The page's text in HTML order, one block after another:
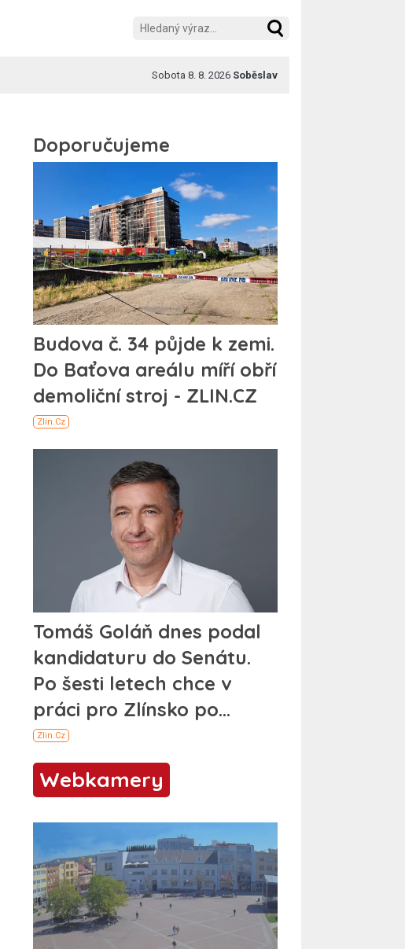
Sobota 8. 8. 2026 Soběslav
Webkamery